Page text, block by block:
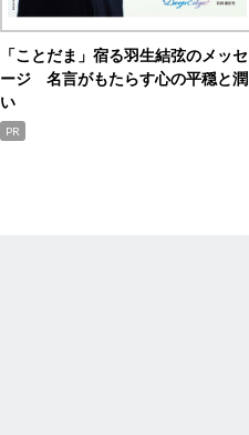
「ことだま」宿る羽生結弦のメッセ
ージ 名言がもたらす心の平穏と潤
い
PR